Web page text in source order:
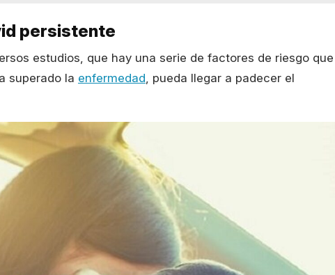
persistente
estudios, que hay una serie de factores de riesgo que
superado la enfermedad , pueda llegar a padecer el